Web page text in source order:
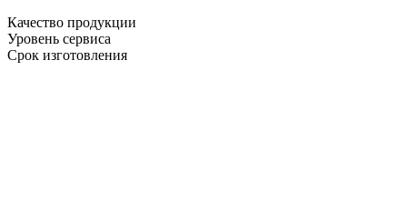
Качество продукции
Уровень сервиса
Срок изготовления